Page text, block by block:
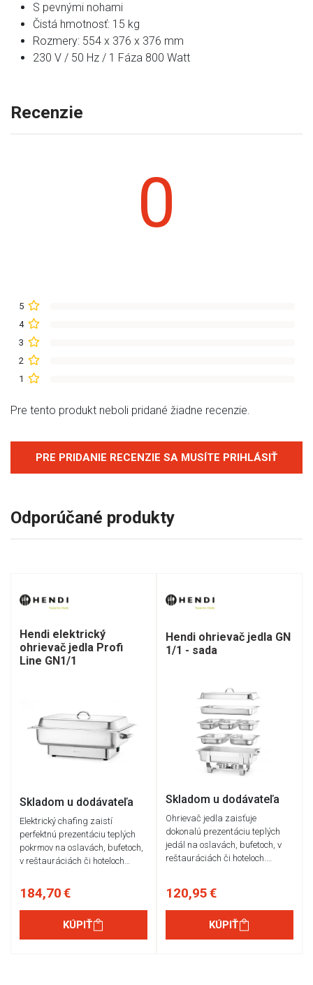
S pevnými nohami
Čistá hmotnosť: 15 kg
Rozmery: 554 x 376 x 376 mm
230 V / 50 Hz / 1 Fáza 800 Watt
Recenzie
0
5
4
3
2
1
Pre tento produkt neboli pridané žiadne recenzie.
PRE PRIDANIE RECENZIE SA MUSÍTE PRIHLÁSIŤ
Odporúčané produkty
Hendi elektrický
ohrievač jedla Profi
Line GN1/1
Skladom u dodávateľa
Elektrický chafing zaistí
perfektnú prezentáciu teplých
pokrmov na oslavách, bufetoch,
v reštauráciách či hoteloch…
184,70 €
KÚPIŤ
Hendi ohrievač jedla GN
1/1 - sada
Skladom u dodávateľa
Ohrievač jedla zaisťuje
dokonalú prezentáciu teplých
jedál na oslavách, bufetoch, v
reštauráciách či hoteloch.…
120,95 €
KÚPIŤ